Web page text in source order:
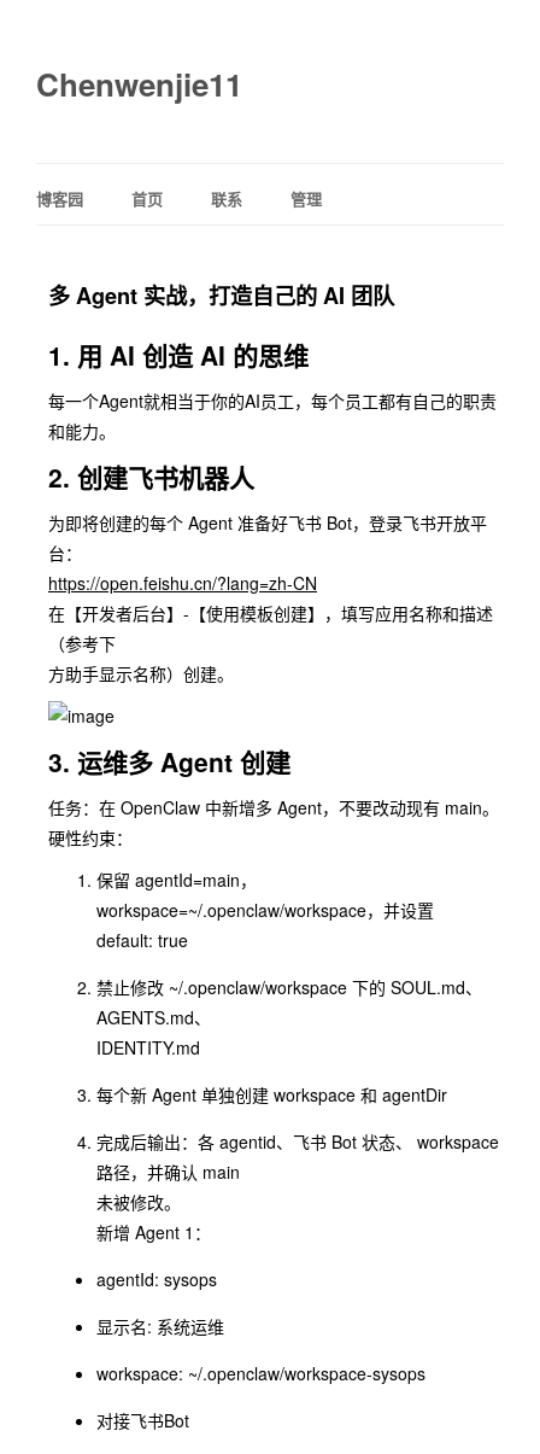
Chenwenjie11
博客园 首页 联系 管理
多 Agent 实战，打造⾃⼰的 AI 团队
1. ⽤ AI 创造 AI 的思维
每⼀个Agent就相当于你的AI员⼯，每个员⼯都有⾃⼰的职责
和能⼒。
2. 创建⻜书机器⼈
为即将创建的每个 Agent 准备好⻜书 Bot，登录⻜书开放平
台：
https://open.feishu.cn/?lang=zh-CN
在【开发者后台】-【使⽤模板创建】，填写应⽤名称和描述
（参考下
⽅助⼿显示名称）创建。
3. 运维多 Agent 创建
任务：在 OpenClaw 中新增多 Agent，不要改动现有 main。
硬性约束：
保留 agentId=main，
workspace=~/.openclaw/workspace，并设置
default: true
禁⽌修改 ~/.openclaw/workspace 下的 SOUL.md、
AGENTS.md、
IDENTITY.md
每个新 Agent 单独创建 workspace 和 agentDir
完成后输出：各 agentid、⻜书 Bot 状态、 workspace
路径，并确认 main
未被修改。
新增 Agent 1：
agentId: sysops
显示名: 系统运维
workspace: ~/.openclaw/workspace-sysops
对接⻜书Bot